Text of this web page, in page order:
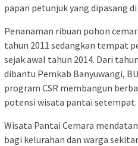
papan petunjuk yang dipasang
Penanaman ribuan pohon
tahun 2011 sedangkan tempat
sejak awal tahun 2014. Dari
dibantu Pemkab Banyuwangi,
program CSR membangun
potensi wisata pantai setempat.
Wisata Pantai Cemara
bagi kelurahan dan warga